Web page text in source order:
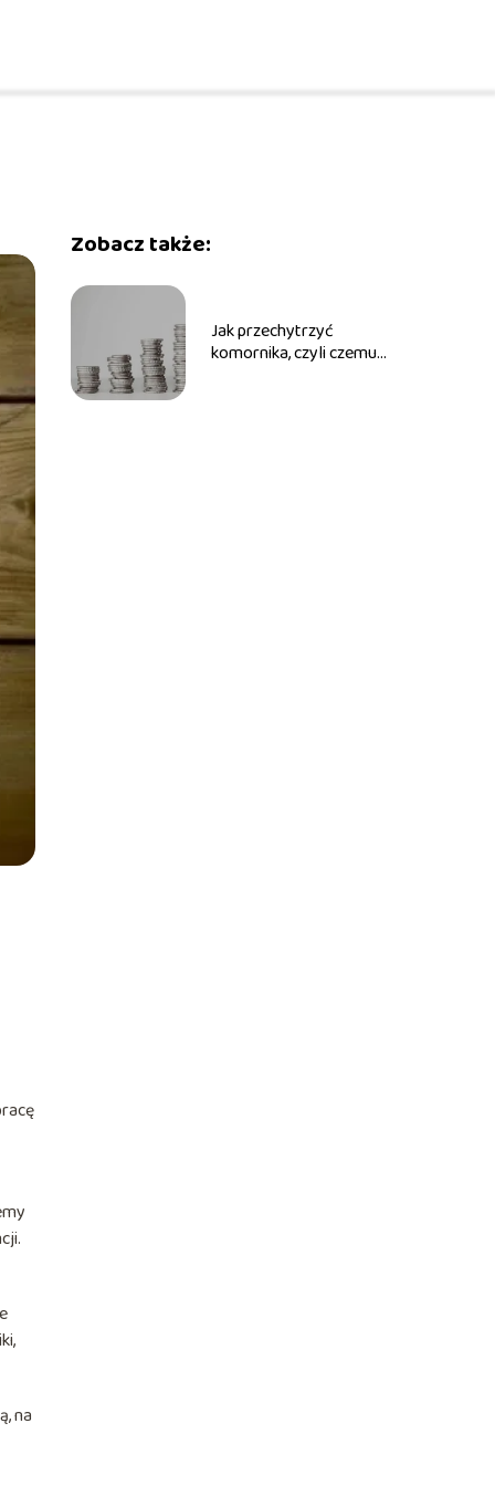
na
Zobacz także:
Jak przechytrzyć
komornika, czyli czemu